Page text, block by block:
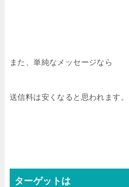
また、単純なメッセージなら
送信料は安くなると思われます。
ターゲットは